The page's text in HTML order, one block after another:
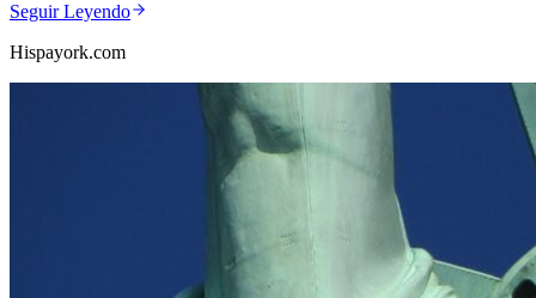
Seguir Leyendo
Hispayork.com